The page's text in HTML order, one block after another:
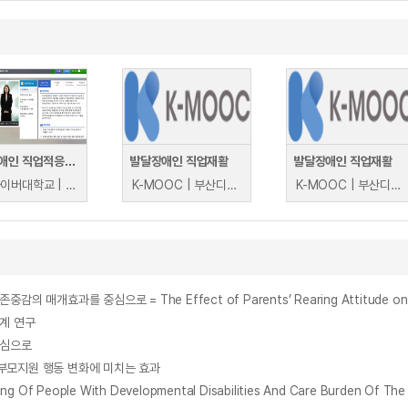
발달장애인 직업적응훈련
대구사이버대학교 | 이혜경
발달장애인 직업재활
K-MOOC | 부산디지털대학교 송창근
발달장애인 직업재활
K-MOOC | 부산디지털대학교 송창근
연구
으로
모지원 행동 변화에 미치는 효과
Of People With Developmental Disabilities And Care Burden Of The